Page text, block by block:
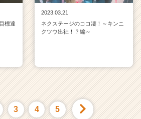
標達
2023.03.21
ネクステージのココ凄！～キンニ
クツウ出社！？編～
3 4 5